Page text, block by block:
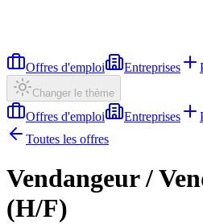
Offres d'emploi Entreprises
Changer le thème
Offres d'emploi Entreprises
Toutes les offres
Vendangeur /
(H/F)